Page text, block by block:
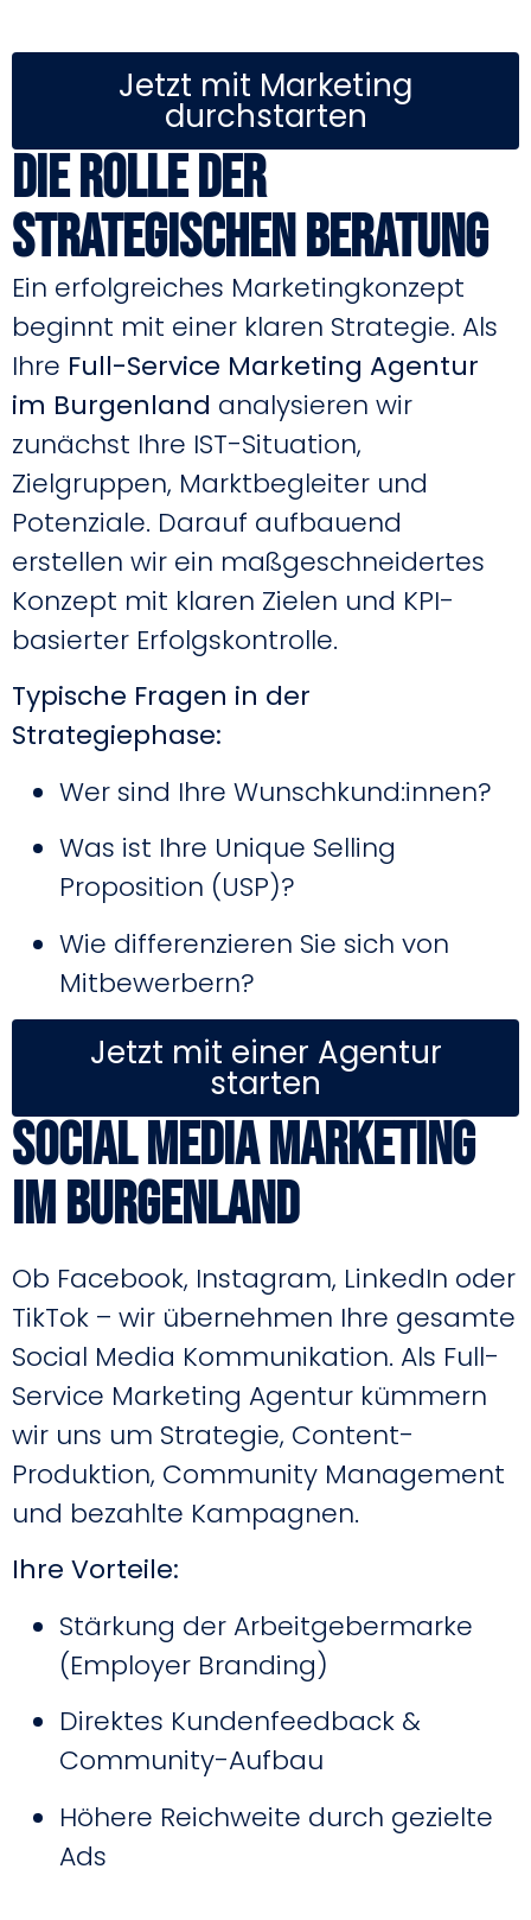
Jetzt mit Marketing
durchstarten
Die Rolle der
strategischen Beratung
Ein erfolgreiches Marketingkonzept
beginnt mit einer klaren Strategie. Als
Ihre Full-Service Marketing Agentur
im Burgenland analysieren wir
zunächst Ihre IST-Situation,
Zielgruppen, Marktbegleiter und
Potenziale. Darauf aufbauend
erstellen wir ein maßgeschneidertes
Konzept mit klaren Zielen und KPI-
basierter Erfolgskontrolle.
Typische Fragen in der
Strategiephase:
Wer sind Ihre Wunschkund:innen?
Was ist Ihre Unique Selling
Proposition (USP)?
Wie differenzieren Sie sich von
Mitbewerbern?
Jetzt mit einer Agentur
starten
Social Media Marketing
im Burgenland
Ob Facebook, Instagram, LinkedIn oder
TikTok – wir übernehmen Ihre gesamte
Social Media Kommunikation. Als Full-
Service Marketing Agentur kümmern
wir uns um Strategie, Content-
Produktion, Community Management
und bezahlte Kampagnen.
Ihre Vorteile:
Stärkung der Arbeitgebermarke
(Employer Branding)
Direktes Kundenfeedback &
Community-Aufbau
Höhere Reichweite durch gezielte
Ads